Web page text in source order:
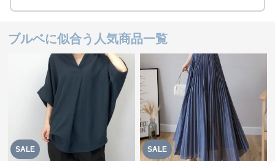
ブルベに似合う人気商品一覧
SALE SALE